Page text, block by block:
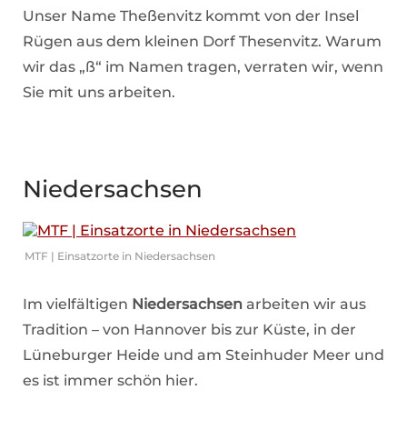
Unser Name Theßenvitz kommt von der Insel
Rügen aus dem kleinen Dorf Thesenvitz. Warum
wir das „ß“ im Namen tragen, verraten wir, wenn
Sie mit uns arbeiten.
Niedersachsen
MTF | Einsatzorte in Niedersachsen
Im vielfältigen Niedersachsen arbeiten wir aus
Tradition – von Hannover bis zur Küste, in der
Lüneburger Heide und am Steinhuder Meer und
es ist immer schön hier.